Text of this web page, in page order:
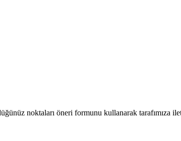
noktaları öneri formunu kullanarak tarafımıza